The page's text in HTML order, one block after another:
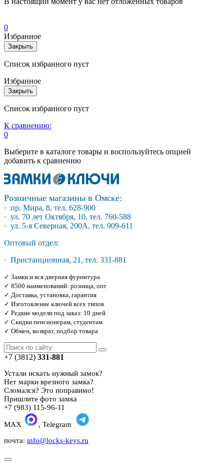
0
Избранное
Закрыть
Список избранного пуст
Избранное
Закрыть
Список избранного пуст
К сравнению:
0
Выберите в каталоге товары и воспользуйтесь опцией
добавить к сравнению
Розничные магазины в Омске:
· пр. Мира, 8, тел. 628-900
· ул. 70 лет Октября, 10, тел. 760-588
· ул. 5-я Северная, 200А, тел. 909-611
Оптовый отдел:
· Пристанционная, 21, тел. 331-881
✓ Замки и вся дверная фурнитура
✓ 8500 наименований: розница, опт
✓ Доставка, установка, гарантия
✓ Изготовление ключей всех типов
✓ Редкие модели под заказ: 10 дней
✓ Скидки пенсионерам, студентам
✓ Обмен, возврат, подбор товара
+7 (3812) 331-881
Устали искать нужный замок?
Нет марки врезного замка?
Сломался? Это поправимо!
Пришлите фото замка
+7 (983) 115-96-11
MAX
, Telegram
почта: info@locks-keys.ru